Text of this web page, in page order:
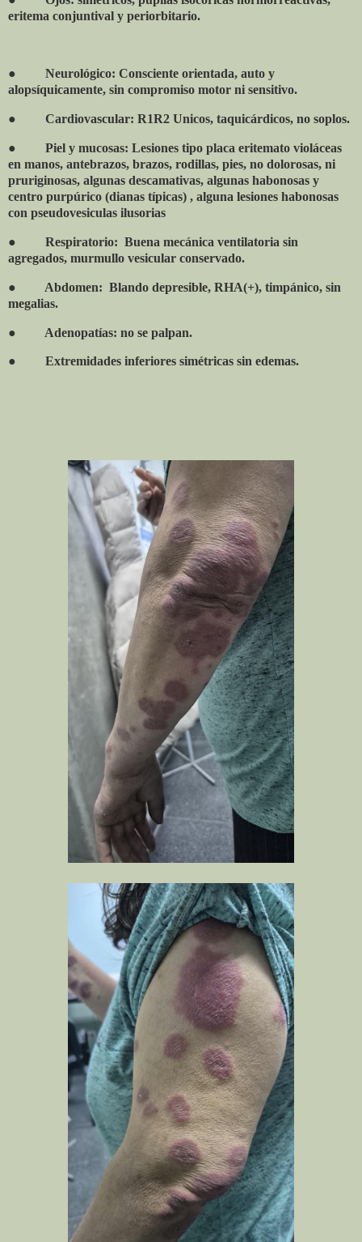
eritema conjuntival y periorbitario.
●
Neurológico: Consciente orientada, auto y
alopsíquicamente, sin compromiso motor ni sensitivo.
● Cardiovascular: R1R2 Unicos, taquicárdicos, no soplos.
●
Piel y mucosas: Lesiones tipo placa eritemato violáceas
en manos, antebrazos, brazos, rodillas, pies, no dolorosas, ni
pruriginosas, algunas descamativas, algunas habonosas y
centro purpúrico (dianas típicas) , alguna lesiones habonosas
con pseudovesiculas ilusorias
● Respiratorio: Buena mecánica ventilatoria sin
agregados, murmullo vesicular conservado.
● Abdomen: Blando depresible, RHA(+), timpánico, sin
megalias.
● Adenopatías: no se palpan.
● Extremidades inferiores simétricas sin edemas.